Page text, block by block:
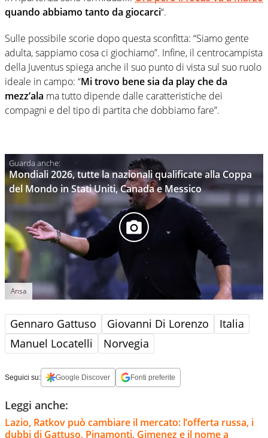
quando abbiamo tanto da giocarci“.
Sulle possibile scorie dopo questa sconfitta: “Siamo gente
adulta, sappiamo cosa ci giochiamo”. Infine, il centrocampista
della Juventus spiega anche il suo punto di vista sul suo ruolo
ideale in campo: “Mi trovo bene sia da play che da
mezz’ala ma tutto dipende dalle caratteristiche dei
compagni e del tipo di partita che dobbiamo fare”.
Mondiali 2026, tutte la nazionali qualificate alla Coppa
del Mondo in Stati Uniti, Canada e Messico
Ansa
Gennaro Gattuso Giovanni Di Lorenzo
Italia
Manuel Locatelli
Norvegia
Seguici su: Google Discover Fonti preferite
Leggi anche:
Lazio, Ratkov può cambiare il mercato: l’offerta russa, i
dubbi di Gattuso, Pinamonti, Gimenez e il nome a